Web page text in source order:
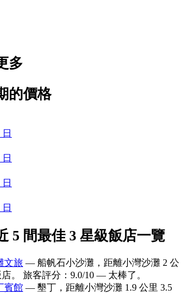
多
的價格
5 間最佳 3 星級飯店一覽
文旅 — 船帆石小沙灘，距離小灣沙灘 2 公
。 旅客評分：9.0/10 — 太棒了。
賓館 — 墾丁，距離小灣沙灘 1.9 公里 3.5